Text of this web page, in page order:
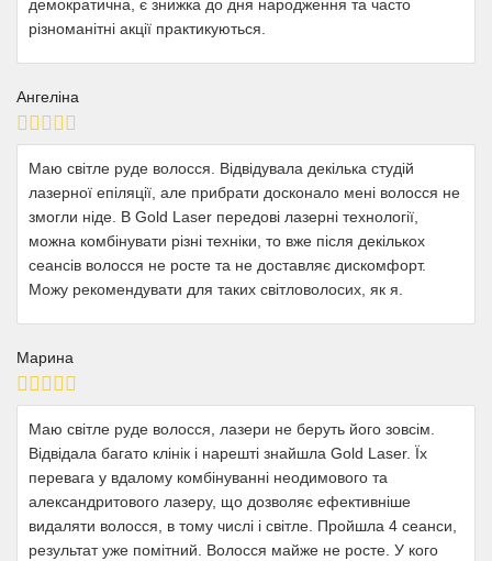
демократична, є знижка до дня народження та часто
різноманітні акції практикуються.
Ангеліна
Маю світле руде волосся. Відвідувала декілька студій
лазерної епіляції, але прибрати досконало мені волосся не
змогли ніде. В Gold Laser передові лазерні технології,
можна комбінувати різні техніки, то вже після декількох
сеансів волосся не росте та не доставляє дискомфорт.
Можу рекомендувати для таких світловолосих, як я.
Марина
Маю світле руде волосся, лазери не беруть його зовсім.
Відвідала багато клінік і нарешті знайшла Gold Laser. Їх
перевага у вдалому комбінуванні неодимового та
александритового лазеру, що дозволяє ефективніше
видаляти волосся, в тому числі і світле. Пройшла 4 сеанси,
результат уже помітний. Волосся майже не росте. У кого